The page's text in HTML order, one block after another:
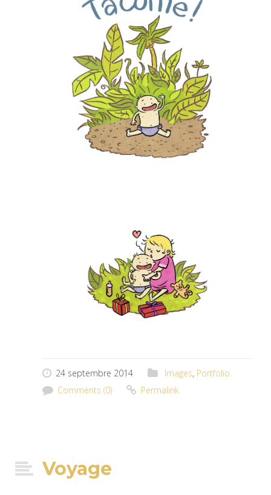
24 septembre 2014 Images, Portfolio
Comments (0)
Permalink
Voyage